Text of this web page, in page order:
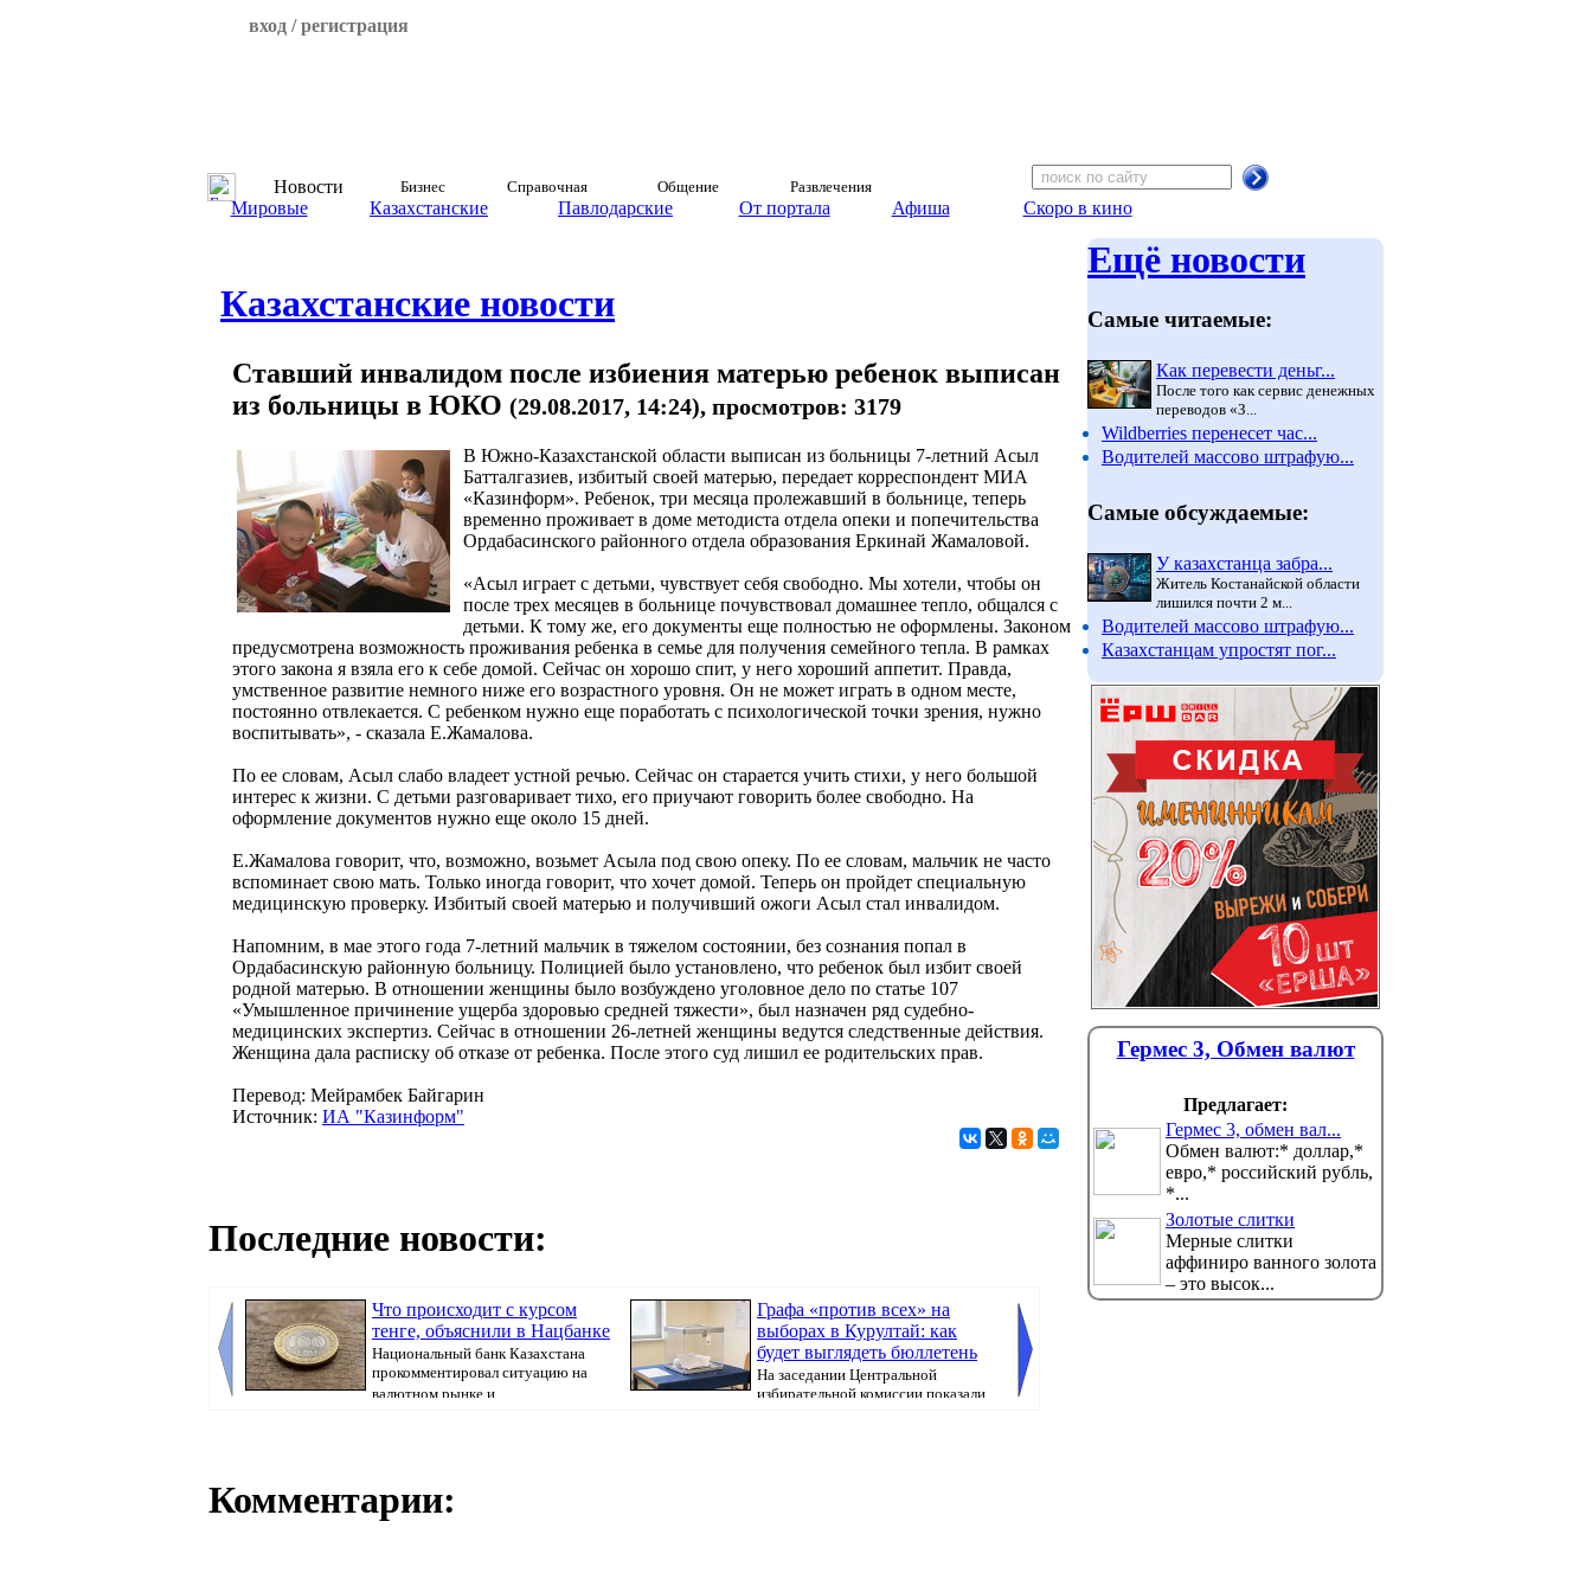
вход / регистрация
Новости Бизнес Справочная Общение Развлечения
Мировые Казахстанские Павлодарские От портала Афиша Скоро в кино
Казахстанские новости
Ставший инвалидом после избиения матерью ребенок выписан
из больницы в ЮКО (29.08.2017, 14:24), просмотров: 3179
В Южно-Казахстанской области выписан из больницы 7-летний Асыл
Батталгазиев, избитый своей матерью, передает корреспондент МИА
«Казинформ». Ребенок, три месяца пролежавший в больнице, теперь
временно проживает в доме методиста отдела опеки и попечительства
Ордабасинского районного отдела образования Еркинай Жамаловой.
«Асыл играет с детьми, чувствует себя свободно. Мы хотели, чтобы он
после трех месяцев в больнице почувствовал домашнее тепло, общался с
детьми. К тому же, его документы еще полностью не оформлены. Законом
предусмотрена возможность проживания ребенка в семье для получения семейного тепла. В рамках
этого закона я взяла его к себе домой. Сейчас он хорошо спит, у него хороший аппетит. Правда,
умственное развитие немного ниже его возрастного уровня. Он не может играть в одном месте,
постоянно отвлекается. С ребенком нужно еще поработать с психологической точки зрения, нужно
воспитывать», - сказала Е.Жамалова.
По ее словам, Асыл слабо владеет устной речью. Сейчас он старается учить стихи, у него большой
интерес к жизни. С детьми разговаривает тихо, его приучают говорить более свободно. На
оформление документов нужно еще около 15 дней.
Е.Жамалова говорит, что, возможно, возьмет Асыла под свою опеку. По ее словам, мальчик не часто
вспоминает свою мать. Только иногда говорит, что хочет домой. Теперь он пройдет специальную
медицинскую проверку. Избитый своей матерью и получивший ожоги Асыл стал инвалидом.
Напомним, в мае этого года 7-летний мальчик в тяжелом состоянии, без сознания попал в
Ордабасинскую районную больницу. Полицией было установлено, что ребенок был избит своей
родной матерью. В отношении женщины было возбуждено уголовное дело по статье 107
«Умышленное причинение ущерба здоровью средней тяжести», был назначен ряд судебно-
медицинских экспертиз. Сейчас в отношении 26-летней женщины ведутся следственные действия.
Женщина дала расписку об отказе от ребенка. После этого суд лишил ее родительских прав.
Перевод: Мейрамбек Байгарин
Источник: ИА "Казинформ"
Последние новости:
Что происходит с курсом
тенге, объяснили в Нацбанке
Национальный банк Казахстана
прокомментировал ситуацию на
валютном рынке и ...
Графа «против всех» на
выборах в Курултай: как
будет выглядеть бюллетень
На заседании Центральной
избирательной комиссии показали
Комментарии:
Ещё новости
Самые читаемые:
Как перевести деньг...
После того как сервис денежных
переводов «З...
Wildberries перенесет час...
Водителей массово штрафую...
Самые обсуждаемые:
У казахстанца забра...
Житель Костанайской области
лишился почти 2 м...
Водителей массово штрафую...
Казахстанцам упростят пог...
Гермес 3, Обмен валют
Предлагает:
Гермес 3, обмен вал...
Обмен валют:* доллар,*
евро,* российский рубль,
*...
Золотые слитки
Мерные слитки
аффиниро ванного золота
– это высок...